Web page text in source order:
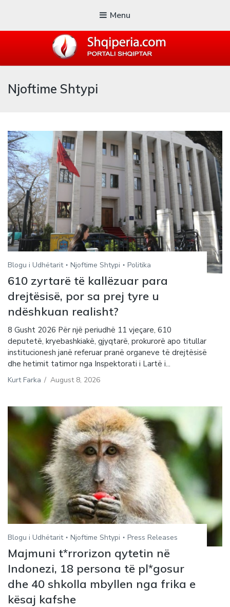
Menu
Blogu i ShqiperiaCom
Njoftime Shtypi
Blogu i Udhëtarit Njoftime Shtypi Politika
610 zyrtarë të kallëzuar para
drejtësisë, por sa prej tyre u
ndëshkuan realisht?
8 Gusht 2026 Për një periudhë 11 vjeçare, 610
deputetë, kryebashkiakë, gjyqtarë, prokurorë apo titullar
institucionesh janë referuar pranë organeve të drejtësisë
dhe hetimit tatimor nga Inspektorati i Lartë i...
Kurt Farka / August 8, 2026
Blogu i Udhëtarit Njoftime Shtypi Press Releases
Majmuni t*rrorizon qytetin në
Indonezi, 18 persona të pl*gosur
dhe 40 shkolla mbyllen nga frika e
kësaj kafshe